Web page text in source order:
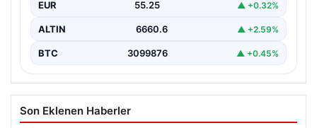
EUR 55.25 ▲ +0.32%
ALTIN 6660.6 ▲ +2.59%
BTC 3099876 ▲ +0.45%
Son Eklenen Haberler